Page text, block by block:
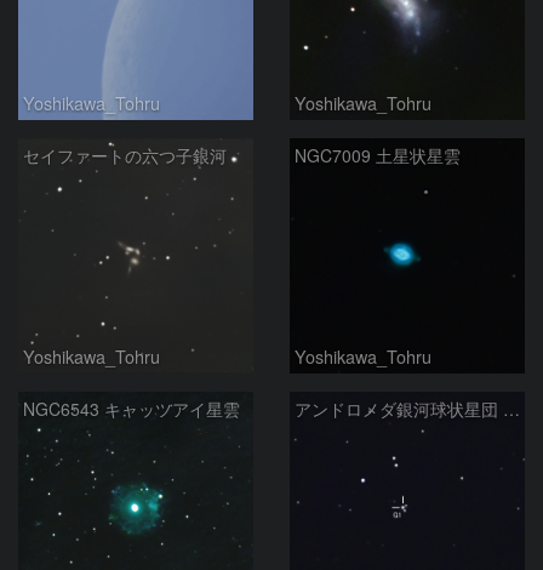
Yoshikawa_Tohru Yoshikawa_Tohru
セイファートの六つ子銀河
Yoshikawa_Tohru
NGC7009 土星状星雲
Yoshikawa_Tohru
NGC6543 キャッツアイ星雲 アンドロメダ銀河球状星団 G1